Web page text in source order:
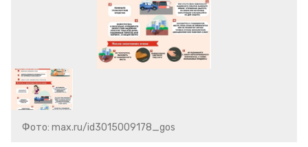
Фото: max.ru/id3015009178_gos